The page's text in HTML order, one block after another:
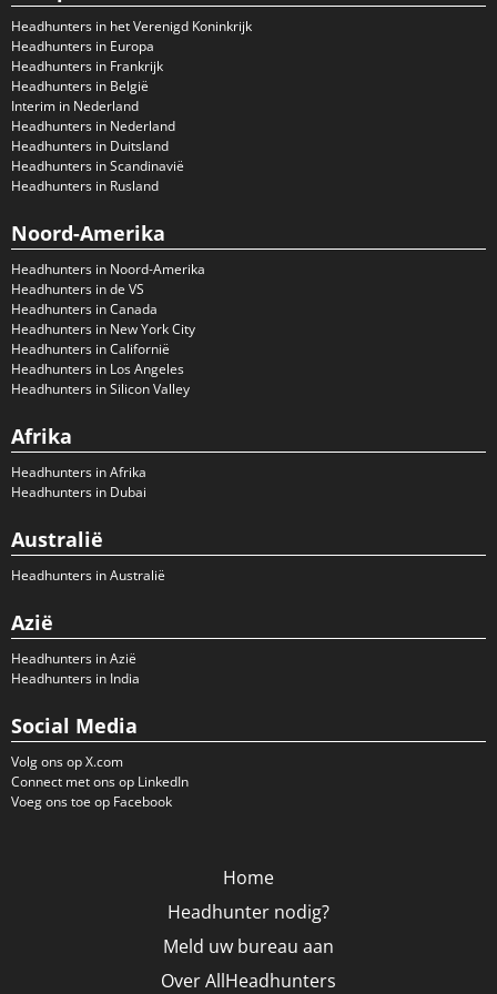
Headhunters in het Verenigd Koninkrijk
Headhunters in Europa
Headhunters in Frankrijk
Headhunters in België
Interim in Nederland
Headhunters in Nederland
Headhunters in Duitsland
Headhunters in Scandinavië
Headhunters in Rusland
Noord-Amerika
Headhunters in Noord-Amerika
Headhunters in de VS
Headhunters in Canada
Headhunters in New York City
Headhunters in Californië
Headhunters in Los Angeles
Headhunters in Silicon Valley
Afrika
Headhunters in Afrika
Headhunters in Dubai
Australië
Headhunters in Australië
Azië
Headhunters in Azië
Headhunters in India
Social Media
Volg ons op X.com
Connect met ons op LinkedIn
Voeg ons toe op Facebook
Home
Headhunter nodig?
Meld uw bureau aan
Over AllHeadhunters